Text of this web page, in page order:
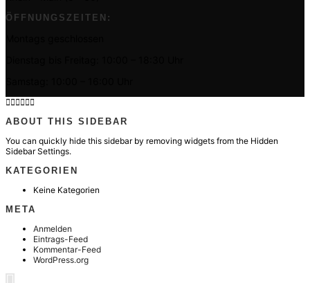
ÖFFNUNGSZEITEN:
ABOUT THIS SIDEBAR
You can quickly hide this sidebar by removing widgets from the Hidden
Sidebar Settings.
KATEGORIEN
Keine Kategorien
META
Anmelden
Eintrags-Feed
Kommentar-Feed
WordPress.org